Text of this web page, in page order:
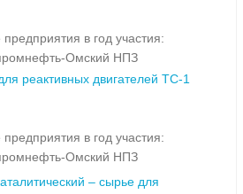
в год участия:
Омский НПЗ
реактивных двигателей ТС-1
в год участия:
Омский НПЗ
– сырье для